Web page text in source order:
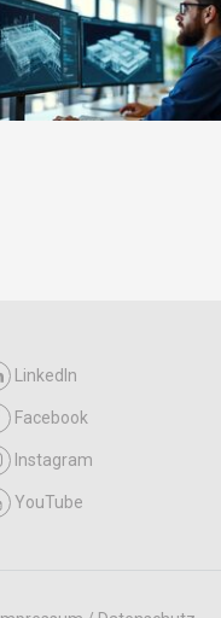
LinkedIn
Facebook
Instagram
YouTube